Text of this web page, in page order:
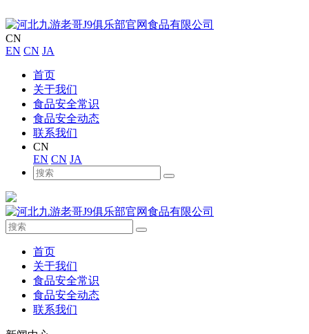
CN
EN CN JA
首页
关于我们
食品安全常识
食品安全动态
联系我们
CN
EN CN JA
首页
关于我们
食品安全常识
食品安全动态
联系我们